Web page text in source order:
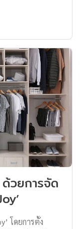
วยการจัด
โดยการตั้ง